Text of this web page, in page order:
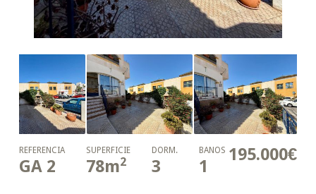
195.000€
REFERENCIA
GA 2
SUPERFICIE
78m2
DORM.
3
BAÑOS
1